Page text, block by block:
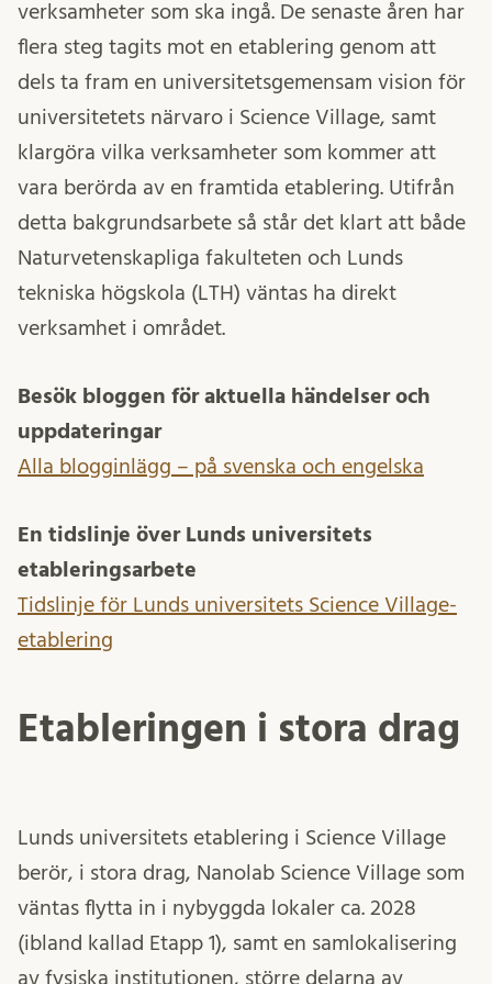
verksamheter som ska ingå. De senaste åren har
flera steg tagits mot en etablering genom att
dels ta fram en universitetsgemensam vision för
universitetets närvaro i Science Village, samt
klargöra vilka verksamheter som kommer att
vara berörda av en framtida etablering. Utifrån
detta bakgrundsarbete så står det klart att både
Naturvetenskapliga fakulteten och Lunds
tekniska högskola (LTH) väntas ha direkt
verksamhet i området.
Besök bloggen för aktuella händelser och
uppdateringar
Alla blogginlägg – på svenska och engelska
En tidslinje över Lunds universitets
etableringsarbete
Tidslinje för Lunds universitets Science Village-
etablering
Etableringen i stora drag
Lunds universitets etablering i Science Village
berör, i stora drag, Nanolab Science Village som
väntas flytta in i nybyggda lokaler ca. 2028
(ibland kallad Etapp 1), samt en samlokalisering
av fysiska institutionen, större delarna av